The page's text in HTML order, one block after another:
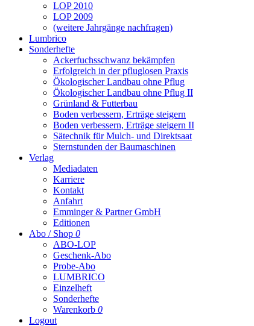
LOP 2010
LOP 2009
(weitere Jahrgänge nachfragen)
Lumbrico
Sonderhefte
Ackerfuchsschwanz bekämpfen
Erfolgreich in der pfluglosen Praxis
Ökologischer Landbau ohne Pflug
Ökologischer Landbau ohne Pflug II
Grünland & Futterbau
Boden verbessern, Erträge steigern
Boden verbessern, Erträge steigern II
Sätechnik für Mulch- und Direktsaat
Sternstunden der Baumaschinen
Verlag
Mediadaten
Karriere
Kontakt
Anfahrt
Emminger & Partner GmbH
Editionen
Abo / Shop 0
ABO-LOP
Geschenk-Abo
Probe-Abo
LUMBRICO
Einzelheft
Sonderhefte
Warenkorb 0
Logout